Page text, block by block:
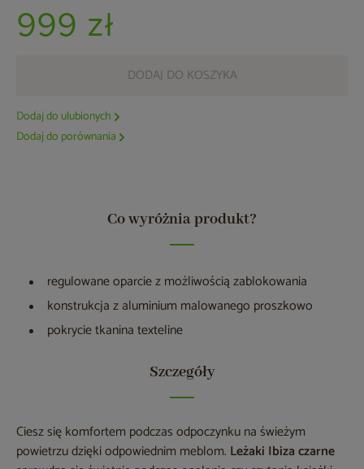
999 zł
DODAJ DO KOSZYKA
Dodaj do ulubionych
Dodaj do porównania
Co wyróżnia produkt?
regulowane oparcie z możliwością zablokowania
konstrukcja z aluminium malowanego proszkowo
pokrycie tkanina texteline
Szczegóły
Ciesz się komfortem podczas odpoczynku na świeżym
powietrzu dzięki odpowiednim meblom. Leżaki Ibiza czarne